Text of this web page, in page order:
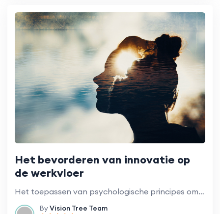
Het bevorderen van innovatie op
de werkvloer
Het toepassen van psychologische principes om creativiteit en innovatie te stimuleren.
ByVision Tree Team